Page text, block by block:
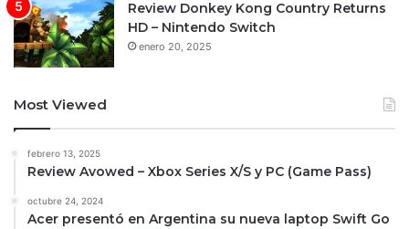
Review Donkey Kong Country Returns
HD – Nintendo Switch
enero 20, 2025
Most Viewed
febrero 13, 2025
Review Avowed – Xbox Series X/S y PC (Game Pass)
octubre 24, 2024
Acer presentó en Argentina su nueva laptop Swift Go